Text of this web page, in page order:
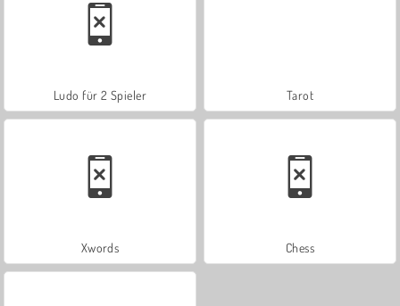
Ludo für 2 Spieler Tarot
Xwords Chess